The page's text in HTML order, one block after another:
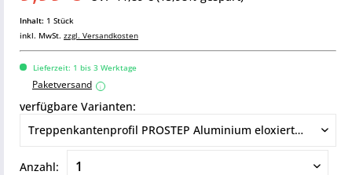
Inhalt: 1 Stück
inkl. MwSt. zzgl. Versandkosten
Lieferzeit: 1 bis 3 Werktage
Paketversand i
verfügbare Varianten:
Anzahl: